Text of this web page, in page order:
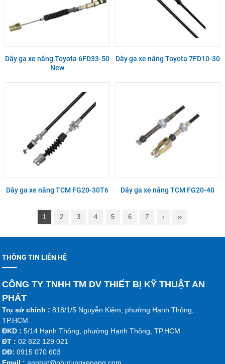
Dây ga xe nâng Toyota 6FD33-50
New
Dây ga xe nâng Toyota 7FD10-30
Dây ga xe nâng TCM FG20-30T6 Dây ga xe nâng TCM FG20-40
1 2 3 4 5 6 7 › ››
THÔNG TIN LIÊN HỆ
CÔNG TY TNHH TM DV THIẾT BỊ KỸ THUẬT AN
PHÁT
Trụ sở chính : 818/1/5 Nguyễn Kiệm, phường Hạnh Thông,
TP.HCM
ĐKD :5/14 Hạnh Thông, phường Hạnh Thông, TP.HCM
ĐT : 02 822 129 021
DĐ:0915 070 603
Email :anphat@phutungxenang.com